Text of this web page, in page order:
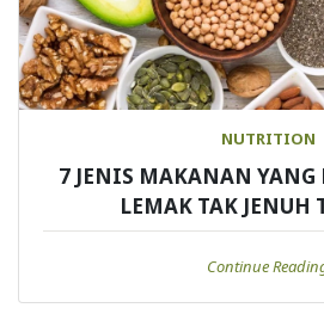
NUTRITION
7 JENIS MAKANAN YANG
LEMAK TAK JENUH
Continue